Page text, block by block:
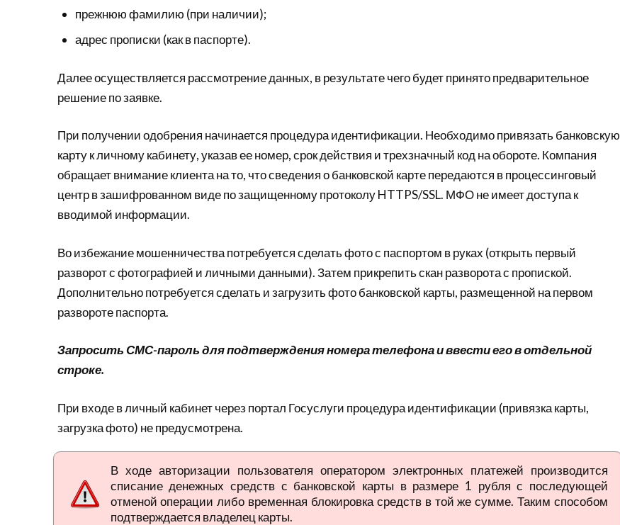
прежнюю фамилию (при наличии);
адрес прописки (как в паспорте).
Далее осуществляется рассмотрение данных, в результате чего будет принято предварительное
решение по заявке.
При получении одобрения начинается процедура идентификации. Необходимо привязать банковскую
карту к личному кабинету, указав ее номер, срок действия и трехзначный код на обороте. Компания
обращает внимание клиента на то, что сведения о банковской карте передаются в процессинговый
центр в зашифрованном виде по защищенному протоколу HTTPS/SSL. МФО не имеет доступа к
вводимой информации.
Во избежание мошенничества потребуется сделать фото с паспортом в руках (открыть первый
разворот с фотографией и личными данными). Затем прикрепить скан разворота с пропиской.
Дополнительно потребуется сделать и загрузить фото банковской карты, размещенной на первом
развороте паспорта.
Запросить СМС-пароль для подтверждения номера телефона и ввести его в отдельной
строке.
При входе в личный кабинет через портал Госуслуги процедура идентификации (привязка карты,
загрузка фото) не предусмотрена.
В ходе авторизации пользователя оператором электронных платежей производится
списание денежных средств с банковской карты в размере 1 рубля с последующей
отменой операции либо временная блокировка средств в той же сумме. Таким способом
подтверждается владелец карты.